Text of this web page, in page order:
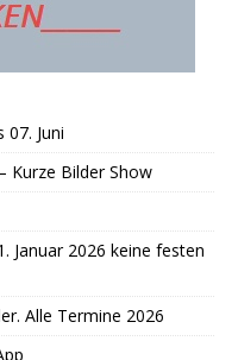
Juni
Kurze Bilder Show
Januar 2026 keine festen
Alle Termine 2026